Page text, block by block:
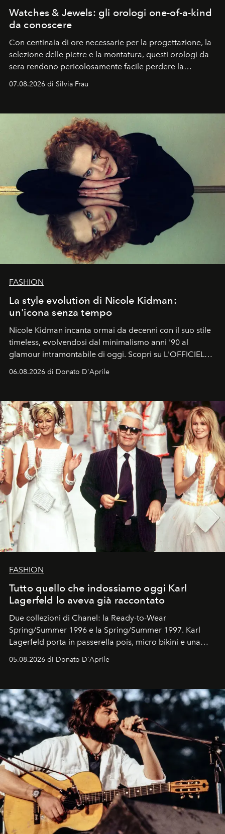
Watches & Jewels: gli orologi one-of-a-kind
da conoscere
Con centinaia di ore necessarie per la progettazione, la
selezione delle pietre e la montatura, questi orologi da
sera rendono pericolosamente facile perdere la
cognizione del tempo. Ma con quadranti così
07.08.2026 di Silvia Frau
FASHION
La style evolution di Nicole Kidman:
un'icona senza tempo
Nicole Kidman incanta ormai da decenni con il suo stile
timeless, evolvendosi dal minimalismo anni '90 al
glamour intramontabile di oggi. Scopri su L'OFFICIEL
Italia la sua style evolution.
06.08.2026 di Donato D'Aprile
FASHION
Tutto quello che indossiamo oggi Karl
Lagerfeld lo aveva già raccontato
Due collezioni di Chanel: la Ready-to-Wear
Spring/Summer 1996 e la Spring/Summer 1997. Karl
Lagerfeld porta in passerella pois, micro bikini e una
logomania pensata per la spiaggia
Kate, Claudia e Carla una dietro l'altra. Trent'anni dopo,
uno dei documenti più contemporanei che abbiamo.
05.08.2026 di Donato D'Aprile